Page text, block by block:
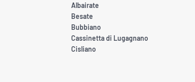
Albairate
Besate
Bubbiano
Cassinetta di Lugagnano
Cisliano